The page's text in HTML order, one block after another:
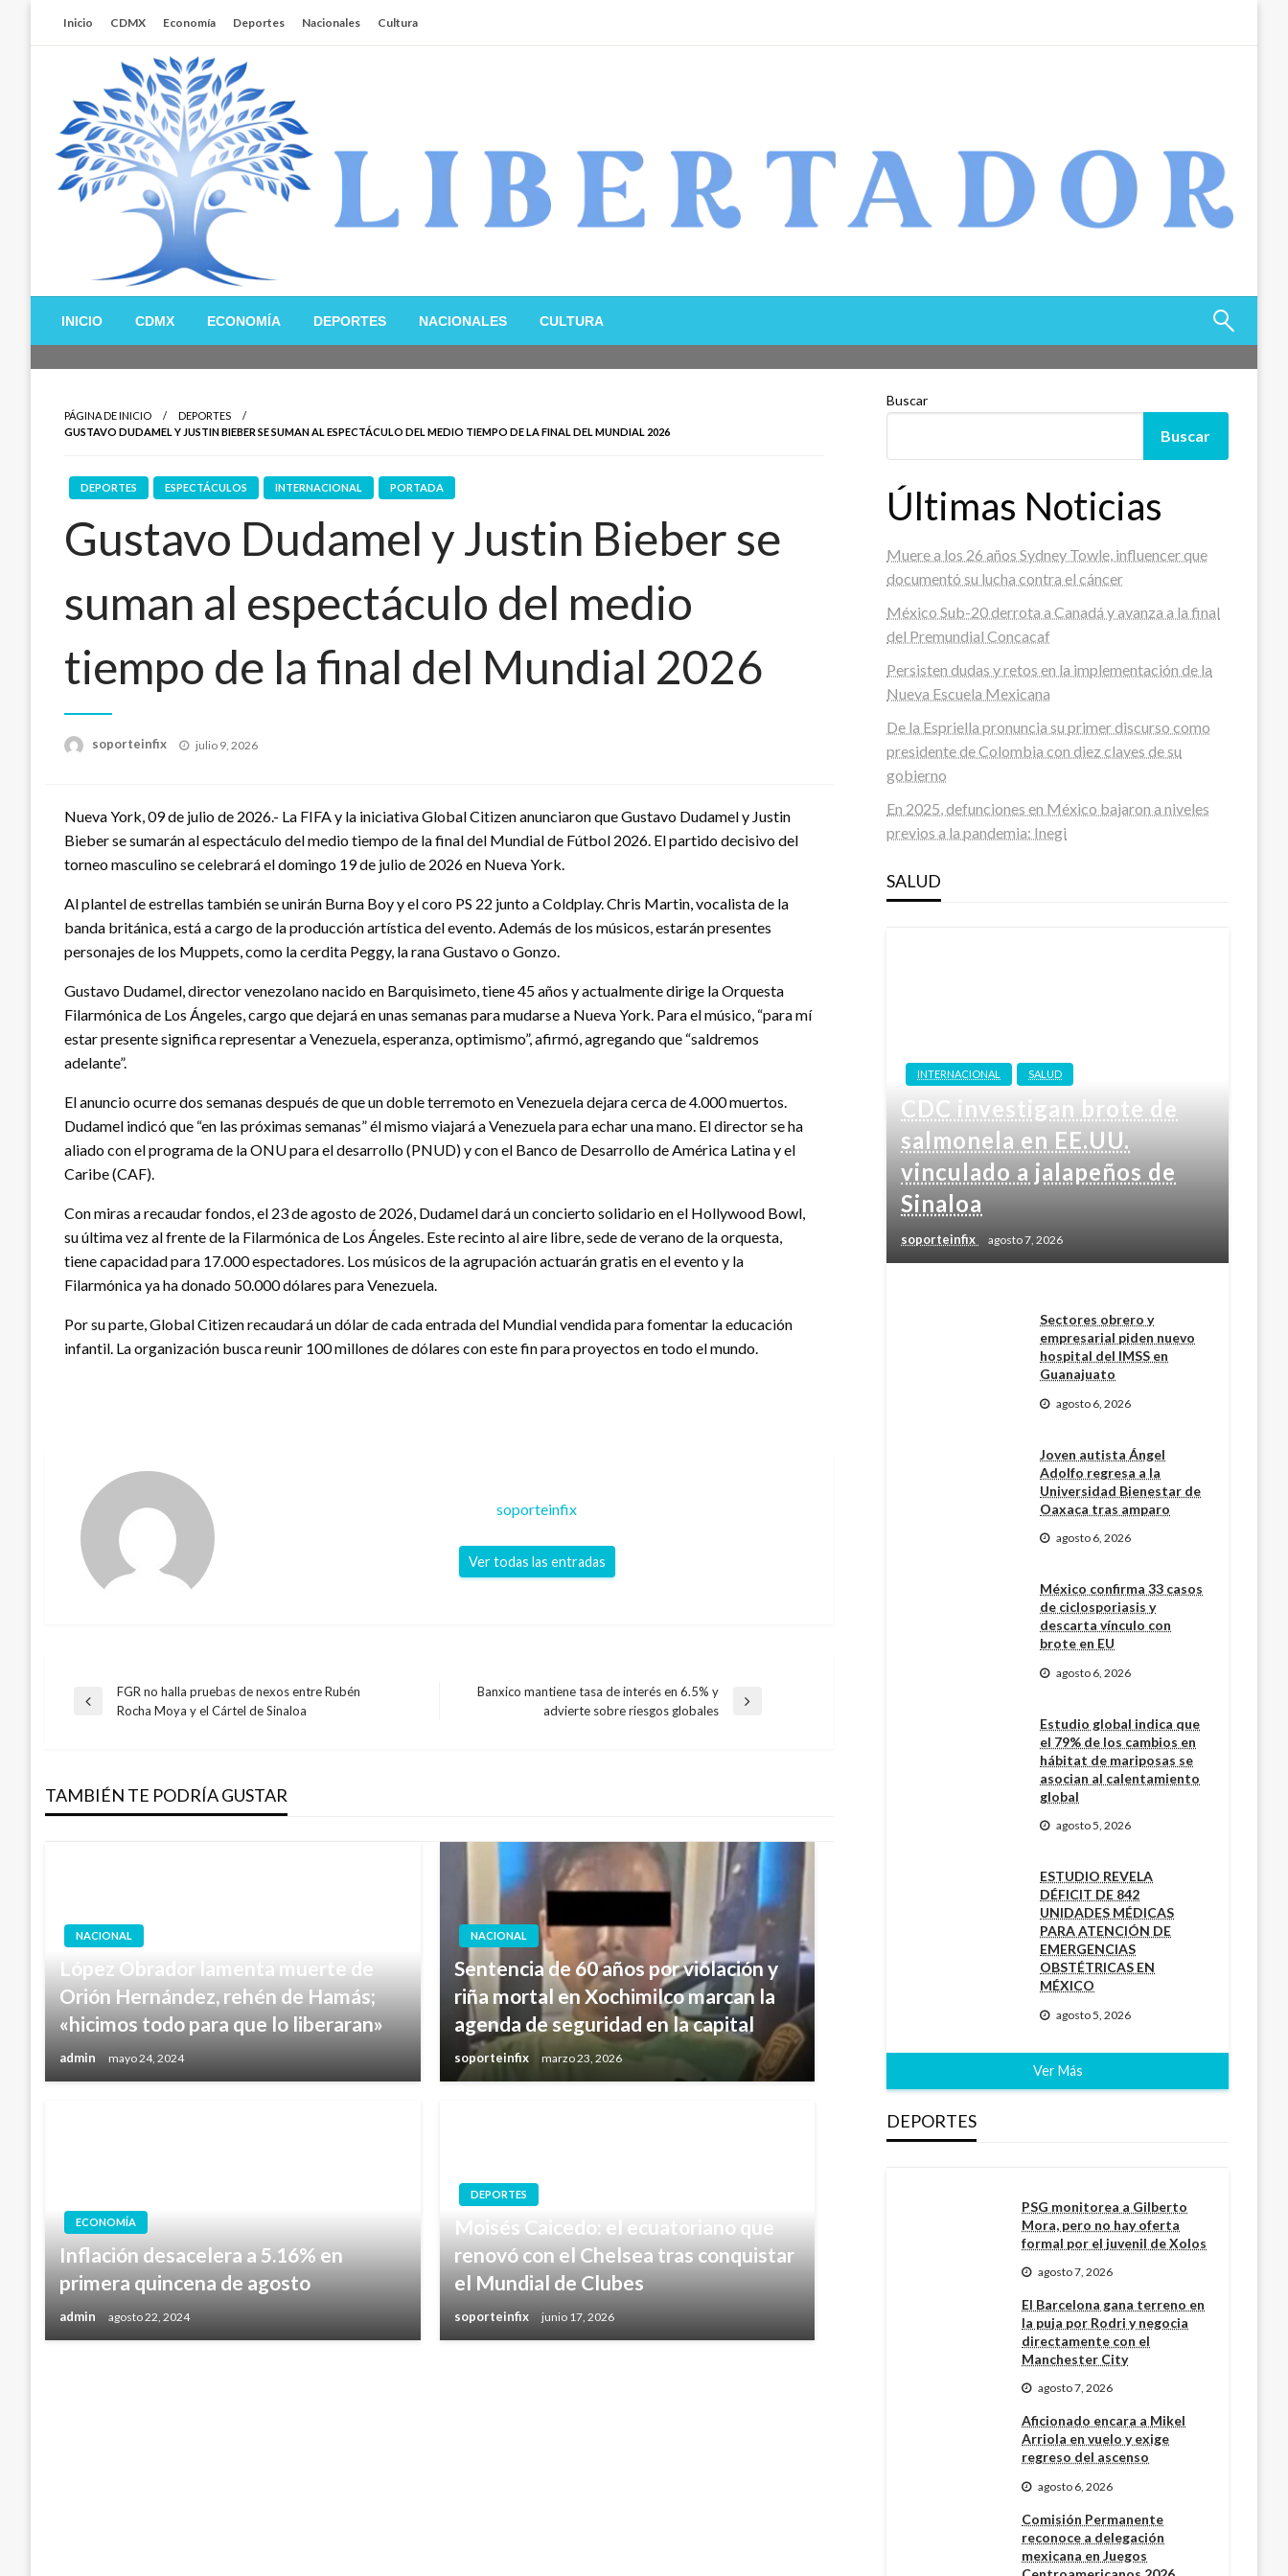
Inicio CDMX Economía Deportes Nacionales Cultura
Libertador MX
INICIO CDMX ECONOMÍA DEPORTES NACIONALES CULTURA
PÁGINA DE INICIO
DEPORTES
GUSTAVO DUDAMEL Y JUSTIN BIEBER SE SUMAN AL ESPECTÁCULO DEL MEDIO TIEMPO DE LA FINAL DEL MUNDIAL 2026
DEPORTES ESPECTÁCULOS INTERNACIONAL PORTADA
Gustavo Dudamel y Justin Bieber se
suman al espectáculo del medio
tiempo de la final del Mundial 2026
soporteinfix
Publicado
julio 9, 2026
Nueva York, 09 de julio de 2026.- La FIFA y la iniciativa Global Citizen anunciaron que Gustavo Dudamel y Justin
Bieber se sumarán al espectáculo del medio tiempo de la final del Mundial de Fútbol 2026. El partido decisivo del
torneo masculino se celebrará el domingo 19 de julio de 2026 en Nueva York.
Al plantel de estrellas también se unirán Burna Boy y el coro PS 22 junto a Coldplay. Chris Martin, vocalista de la
banda británica, está a cargo de la producción artística del evento. Además de los músicos, estarán presentes
personajes de los Muppets, como la cerdita Peggy, la rana Gustavo o Gonzo.
Gustavo Dudamel, director venezolano nacido en Barquisimeto, tiene 45 años y actualmente dirige la Orquesta
Filarmónica de Los Ángeles, cargo que dejará en unas semanas para mudarse a Nueva York. Para el músico, “para mí
estar presente significa representar a Venezuela, esperanza, optimismo”, afirmó, agregando que “saldremos
adelante”.
El anuncio ocurre dos semanas después de que un doble terremoto en Venezuela dejara cerca de 4.000 muertos.
Dudamel indicó que “en las próximas semanas” él mismo viajará a Venezuela para echar una mano. El director se ha
aliado con el programa de la ONU para el desarrollo (PNUD) y con el Banco de Desarrollo de América Latina y el
Caribe (CAF).
Con miras a recaudar fondos, el 23 de agosto de 2026, Dudamel dará un concierto solidario en el Hollywood Bowl,
su última vez al frente de la Filarmónica de Los Ángeles. Este recinto al aire libre, sede de verano de la orquesta,
tiene capacidad para 17.000 espectadores. Los músicos de la agrupación actuarán gratis en el evento y la
Filarmónica ya ha donado 50.000 dólares para Venezuela.
Por su parte, Global Citizen recaudará un dólar de cada entrada del Mundial vendida para fomentar la educación
infantil. La organización busca reunir 100 millones de dólares con este fin para proyectos en todo el mundo.
soporteinfix
Ver todas las entradas
Navegación
entradas
Entrada
FGR no halla pruebas de nexos entre Rubén
Rocha Moya y el Cártel de Sinaloa
Banxico mantiene tasa de interés en 6.5% y
advierte sobre riesgos globales
TAMBIÉN TE PODRÍA GUSTAR
NACIONAL
López Obrador lamenta muerte de
Orión Hernández, rehén de Hamás;
«hicimos todo para que lo liberaran»
admin mayo 24, 2024
NACIONAL
Sentencia de 60 años por violación y
riña mortal en Xochimilco marcan la
agenda de seguridad en la capital
soporteinfix marzo 23, 2026
ECONOMÍA
Inflación desacelera a 5.16% en
primera quincena de agosto
admin agosto 22, 2024
DEPORTES
Moisés Caicedo: el ecuatoriano que
renovó con el Chelsea tras conquistar
el Mundial de Clubes
soporteinfix junio 17, 2026
Buscar
Buscar
Últimas Noticias
Muere a los 26 años Sydney Towle, influencer que
documentó su lucha contra el cáncer
México Sub-20 derrota a Canadá y avanza a la final
del Premundial Concacaf
Persisten dudas y retos en la implementación de la
Nueva Escuela Mexicana
De la Espriella pronuncia su primer discurso como
presidente de Colombia con diez claves de su
gobierno
En 2025, defunciones en México bajaron a niveles
previos a la pandemia: Inegi
SALUD
INTERNACIONAL SALUD
CDC investigan brote de
salmonela en EE.UU.
vinculado a jalapeños de
Sinaloa
soporteinfix agosto 7, 2026
Sectores obrero y
empresarial piden nuevo
hospital del IMSS en
Guanajuato
agosto 6, 2026
Joven autista Ángel
Adolfo regresa a la
Universidad Bienestar de
Oaxaca tras amparo
agosto 6, 2026
México confirma 33 casos
de ciclosporiasis y
descarta vínculo con
brote en EU
agosto 6, 2026
Estudio global indica que
el 79% de los cambios en
hábitat de mariposas se
asocian al calentamiento
global
agosto 5, 2026
ESTUDIO REVELA
DÉFICIT DE 842
UNIDADES MÉDICAS
PARA ATENCIÓN DE
EMERGENCIAS
OBSTÉTRICAS EN
MÉXICO
agosto 5, 2026
Ver Más
DEPORTES
PSG monitorea a Gilberto
Mora, pero no hay oferta
formal por el juvenil de Xolos
agosto 7, 2026
El Barcelona gana terreno en
la puja por Rodri y negocia
directamente con el
Manchester City
agosto 7, 2026
Aficionado encara a Mikel
Arriola en vuelo y exige
regreso del ascenso
agosto 6, 2026
Comisión Permanente
reconoce a delegación
mexicana en Juegos